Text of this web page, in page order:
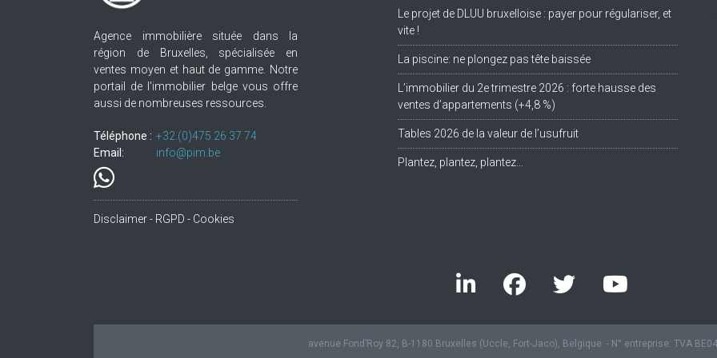
Agence immobilière située dans la
région de Bruxelles, spécialisée en
ventes moyen et haut de gamme. Notre
portail de l'immobilier belge vous offre
aussi de nombreuses ressources.
Téléphone : +32.(0)475 26 37 74
Email:
info@pim.be
Disclaimer - RGPD - Cookies
Le projet de DLUU bruxelloise : payer pour régulariser, et
vite !
La piscine: ne plongez pas tête baissée
L’immobilier du 2e trimestre 2026 : forte hausse des
ventes d’appartements (+4,8 %)
Tables 2026 de la valeur de l’usufruit
Plantez, plantez, plantez…
avenue Fond’Roy 82, B-1180 Bruxelles (Uccle, Fort-Jaco), Belgique. - N° entreprise: TVA